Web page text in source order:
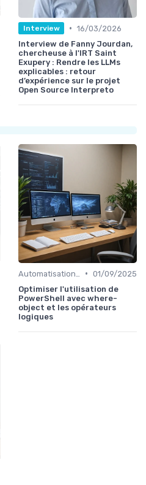
Interview • 16/03/2026
Interview de Fanny Jourdan,
chercheuse à l'IRT Saint
Exupery : Rendre les LLMs
explicables : retour
d’expérience sur le projet
Open Source Interpreto
• 01/09/2025
Optimiser l'utilisation de
PowerShell avec where-
object et les opérateurs
logiques